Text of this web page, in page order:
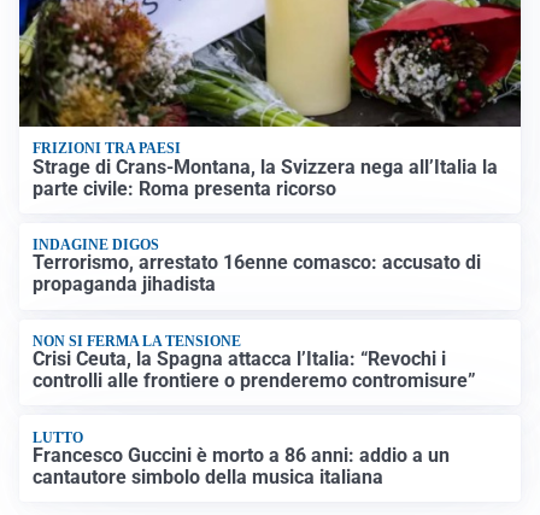
FRIZIONI TRA PAESI
Strage di Crans-Montana, la Svizzera nega all’Italia la
parte civile: Roma presenta ricorso
INDAGINE DIGOS
Terrorismo, arrestato 16enne comasco: accusato di
propaganda jihadista
NON SI FERMA LA TENSIONE
Crisi Ceuta, la Spagna attacca l’Italia: “Revochi i
controlli alle frontiere o prenderemo contromisure”
LUTTO
Francesco Guccini è morto a 86 anni: addio a un
cantautore simbolo della musica italiana